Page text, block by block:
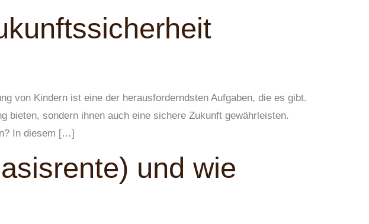
von Kindern ist eine der herausforderndsten Aufgaben, die es gibt.
bieten, sondern ihnen auch eine sichere Zukunft gewährleisten.
In diesem […]
und wie